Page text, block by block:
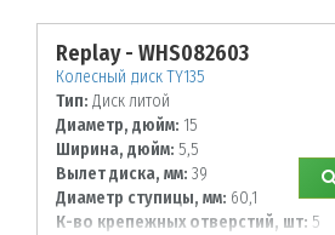
112
Replay - WHS082603
Колесный диск TY135
Тип: Диск литой
Диаметр, дюйм: 15
Ширина, дюйм: 5,5
Вылет диска, мм: 39
Диаметр ступицы, мм: 60,1
К-во крепежных отверстий, шт: 5